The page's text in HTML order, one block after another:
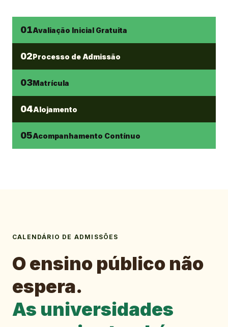
01Avaliação Inicial Gratuita
02Processo de Admissão
03Matrícula
04Alojamento
05Acompanhamento Contínuo
CALENDÁRIO DE ADMISSÕES
O ensino público não
espera.
As universidades